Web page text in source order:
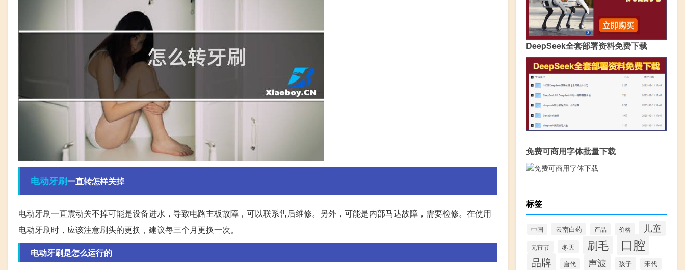
电动牙刷一直转怎样关掉
电动牙刷一直震动关不掉可能是设备进水，导致电路主板故障，可以联系售后维修。另外，可能是内部马达故障，需要检修。在使用
电动牙刷时，应该注意刷头的更换，建议每三个月更换一次。
电动牙刷是怎么运行的
DeepSeek全套部署资料免费下载
免费可商用字体批量下载
标签
中国 云南白药 产品 价格 儿童
元宵节 冬天 刷毛 口腔
品牌 唐代 声波 孩子 宋代